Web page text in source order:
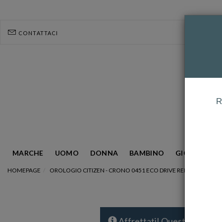
CONTATTACI
MARCHE UOMO DONNA BAMBINO GIOIELLERIA
HOMEPAGE OROLOGIO CITIZEN - CRONO 0451 ECO DRIVE REF. CA0451-